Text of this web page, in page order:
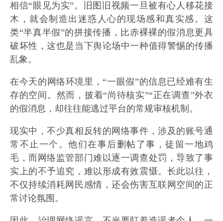
相信“眼见为实”。旧图旧视频一旦被有心人移花接
木，就会制造出迷惑人心的现场感和真实感。这
类“半真半假”的拼接传播，比赤裸裸的假消息更具
破坏性，这也是当下舆论场中一种值得警惕的传播
乱象。
在今天的网络环境里，“一眼假”的信息已经难有生
存的空间。然而，披着“尚待核实”“正在调查”外衣
的假消息，却往往能逃过平台的常规审核机制。
现实中，不少真相反转的网络事件，涉及的账号通
常不止一个。他们在事后删帖了事，徒留一地鸡
毛，而网络监管部门难以逐一调查处罚，导致了事
实上的不予追究，难以形成有效震慑。长此以往，
不仅持续消耗网民感情，还会伤害互联网空间的正
常讨论氛围。